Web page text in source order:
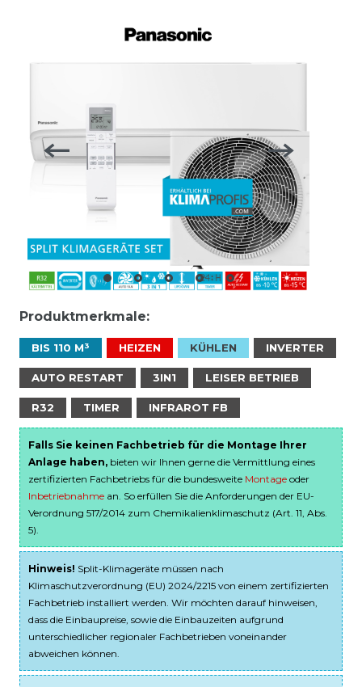
Produktmerkmale:
BIS 110 M³ HEIZEN KÜHLEN INVERTER
AUTO RESTART 3IN1 LEISER BETRIEB
R32 TIMER INFRAROT FB
Falls Sie keinen Fachbetrieb für die Montage Ihrer
Anlage haben, bieten wir Ihnen gerne die Vermittlung eines
zertifizierten Fachbetriebs für die bundesweite Montage oder
Inbetriebnahme an. So erfüllen Sie die Anforderungen der EU-
Verordnung 517/2014 zum Chemikalienklimaschutz (Art. 11, Abs.
5).
Hinweis! Split-Klimageräte müssen nach
Klimaschutzverordnung (EU) 2024/2215 von einem zertifizierten
Fachbetrieb installiert werden. Wir möchten darauf hinweisen,
dass die Einbaupreise, sowie die Einbauzeiten aufgrund
unterschiedlicher regionaler Fachbetrieben voneinander
abweichen können.